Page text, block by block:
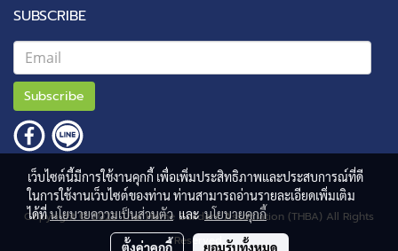
SUBSCRIBE
Subscribe
Copyright © 2023 Thai Home Builders Association (THBA) All Rights
Reserved.
เว็บไซต์นี้มีการใช้งานคุกกี้ เพื่อเพิ่มประสิทธิภาพและประสบการณ์ที่ดี
ในการใช้งานเว็บไซต์ของท่าน ท่านสามารถอ่านรายละเอียดเพิ่มเติม
ได้ที่นโยบายความเป็นส่วนตัวและนโยบายคุกกี้
ตั้งค่าคุกกี้ ยอมรับทั้งหมด